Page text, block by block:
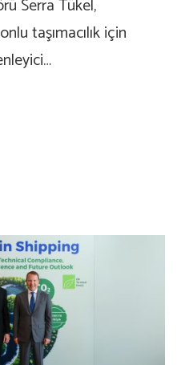
Serra Tükel,
taşımacılık için